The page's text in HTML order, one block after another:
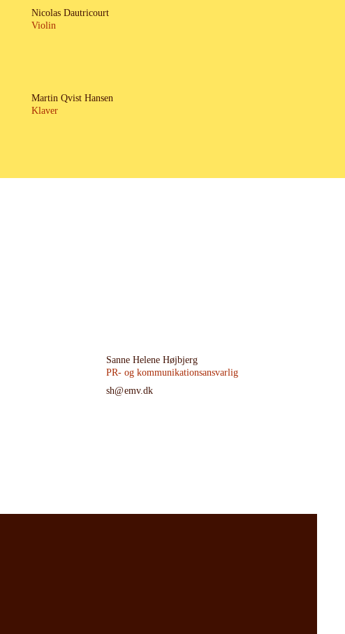
Nicolas Dautricourt
Violin
Martin Qvist Hansen
Klaver
Sanne Helene Højbjerg
PR- og kommunikationsansvarlig
sh@emv.dk